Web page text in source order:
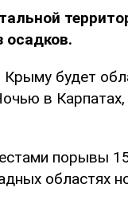
осадков.
будет
в Карпатах,
порывы
областях